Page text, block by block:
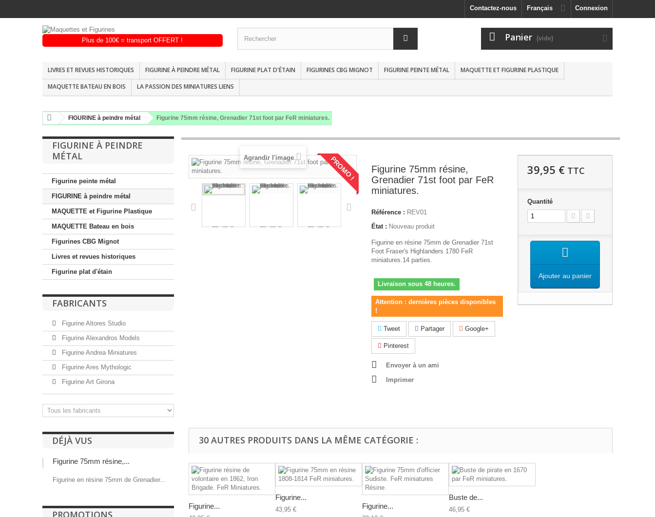
Connexion
Français
Contactez-nous
Panier (vide)
LIVRES ET REVUES HISTORIQUES FIGURINE À PEINDRE MÉTAL FIGURINE PLAT D'ÉTAIN FIGURINES CBG MIGNOT FIGURINE PEINTE MÉTAL
MAQUETTE ET FIGURINE PLASTIQUE
MAQUETTE BATEAU EN BOIS
LA PASSION DES MINIATURES LIENS
FIGURINE à peindre métal Figurine 75mm résine, Grenadier 71st foot par FeR miniatures.
FIGURINE À PEINDRE
MÉTAL
Figurine peinte métal
FIGURINE à peindre métal
MAQUETTE et Figurine Plastique
MAQUETTE Bateau en bois
Figurines CBG Mignot
Livres et revues historiques
Figurine plat d'étain
FABRICANTS
Figurine Altores Studio
Figurine Alexandros Models
Figurine Andrea Miniatures
Figurine Ares Mythologic
Figurine Art Girona
DÉJÀ VUS
Figurine 75mm résine,...
Figurine en résine 75mm de Grenadier...
PROMOTIONS
PROMO !
Agrandir l'image
Figurine 75mm résine,
Grenadier 71st foot par FeR
miniatures.
Référence : REV01
État : Nouveau produit
Figurine en résine 75mm de Grenadier 71st
Foot Fraser's Highlanders 1780 FeR
miniatures.14 parties.
Livraison sous 48 heures.
Attention : dernières pièces disponibles
!
Tweet Partager Google+
Pinterest
Envoyer à un ami
Imprimer
39,95 €TTC
Quantité
Ajouter au panier
30 AUTRES PRODUITS DANS LA MÊME CATÉGORIE :
Figurine...
Figurine...
43,95 € Figurine...
Buste de...
46,95 €